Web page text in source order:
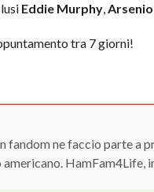
Eddie Murphy,
tra 7 giorni!
fandom ne faccio parte a
HamFam4Life,